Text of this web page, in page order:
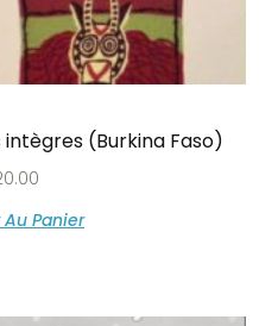
(Burkina Faso)
Panier